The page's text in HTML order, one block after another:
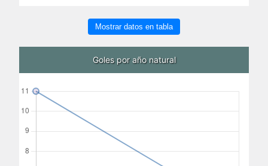
Mostrar datos en tabla
Goles por año natural